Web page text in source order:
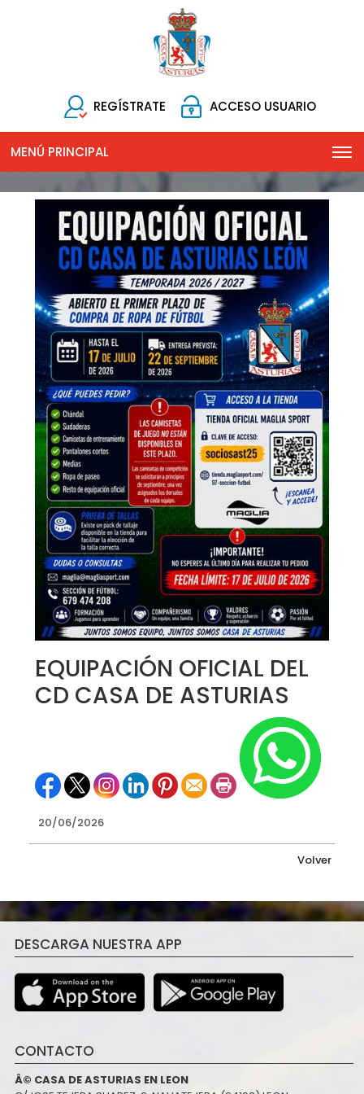
REGÍSTRATE ACCESO USUARIO
MENÚ PRINCIPAL
EQUIPACIÓN OFICIAL DEL
CD CASA DE ASTURIAS
20/06/2026
Volver
DESCARGA NUESTRA APP
CONTACTO
Â© CASA DE ASTURIAS EN LEON